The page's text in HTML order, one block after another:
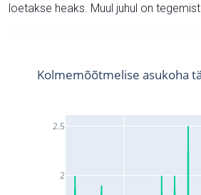
loetakse heaks. Muul juhul on tegemist
2
2.5
Kolmemõõtmelise asukoha